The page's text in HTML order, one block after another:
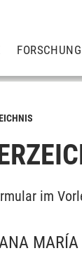
FORSCHUNG
im